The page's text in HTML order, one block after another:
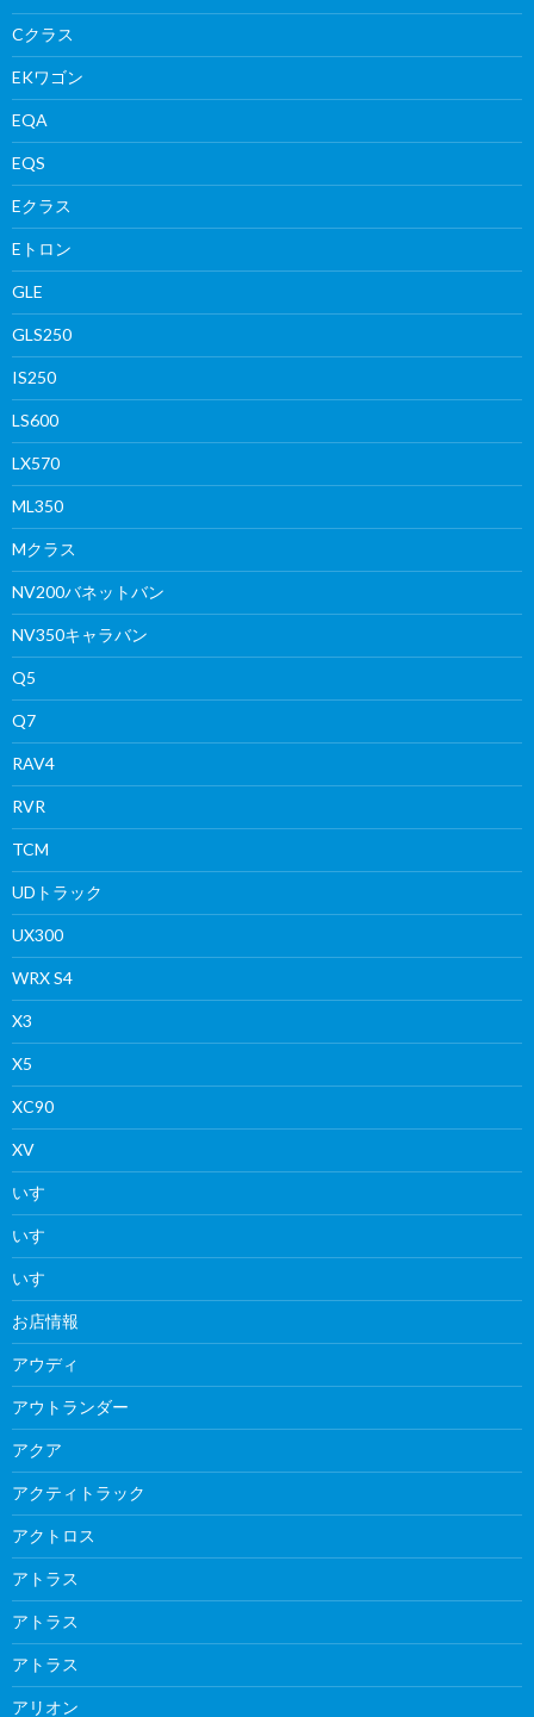
Cクラス
EKワゴン
EQA
EQS
Eクラス
Eトロン
GLE
GLS250
IS250
LS600
LX570
ML350
Mクラス
NV200バネットバン
NV350キャラバン
Q5
Q7
RAV4
RVR
TCM
UDトラック
UX300
WRX S4
X3
X5
XC90
XV
いすゞ
いすゞ
いすゞ
お店情報
アウディ
アウトランダー
アクア
アクティトラック
アクトロス
アトラス
アトラス
アトラス
アリオン